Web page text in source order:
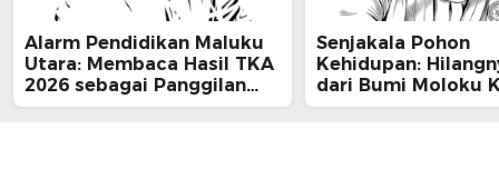
Alarm Pendidikan Maluku
Utara: Membaca Hasil TKA
2026 sebagai Panggilan
Aksi bagi Pemerintah
Senjakala Pohon
Kehidupan:
dari Bumi Moloku